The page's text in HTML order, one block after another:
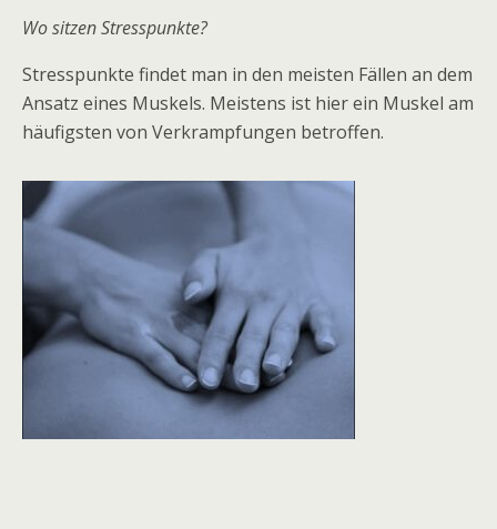
Wo sitzen Stresspunkte?
Stresspunkte findet man in den meisten Fällen an dem
Ansatz eines Muskels. Meistens ist hier ein Muskel am
häufigsten von Verkrampfungen betroffen.